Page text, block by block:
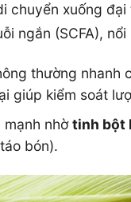
chuyển xuống đại
ngắn (SCFA),
thường nhanh
giúp kiểm soát
mạnh nhờtinh bột
bón).